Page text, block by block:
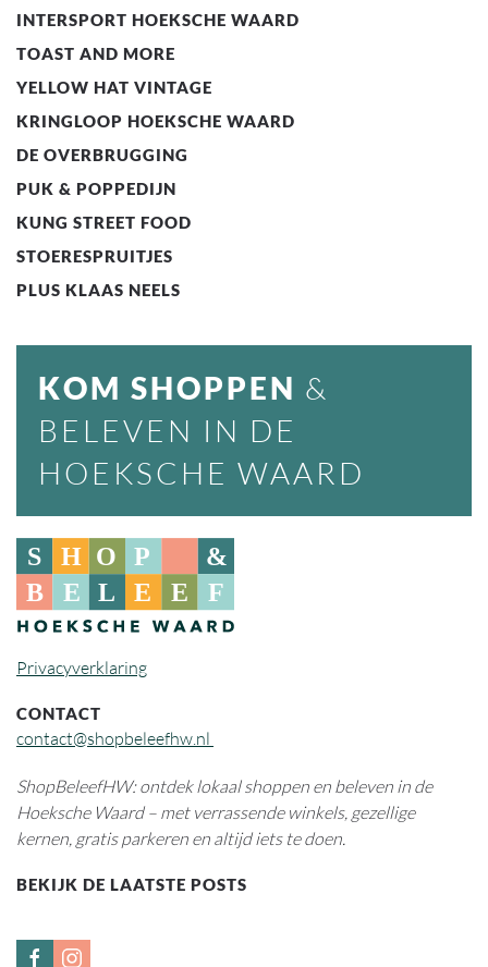
INTERSPORT HOEKSCHE WAARD
TOAST AND MORE
YELLOW HAT VINTAGE
KRINGLOOP HOEKSCHE WAARD
DE OVERBRUGGING
PUK & POPPEDIJN
KUNG STREET FOOD
STOERESPRUITJES
PLUS KLAAS NEELS
KOM SHOPPEN &
BELEVEN IN DE
HOEKSCHE WAARD
Privacyverklaring
CONTACT
contact@shopbeleefhw.nl
ShopBeleefHW: ontdek lokaal shoppen en beleven in de
Hoeksche Waard – met verrassende winkels, gezellige
kernen, gratis parkeren en altijd iets te doen.
BEKIJK DE LAATSTE POSTS